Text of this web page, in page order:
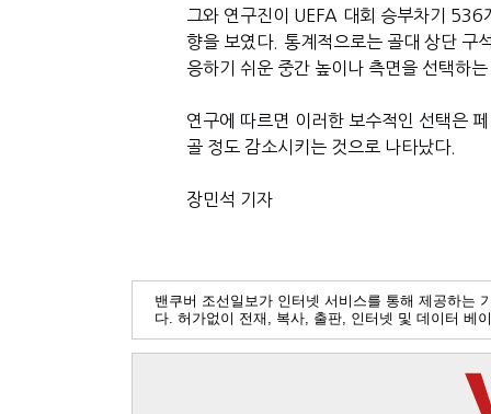
그와 연구진이 UEFA 대회 승부차기
향을 보였다. 통계적으로는 골대 상단 구
응하기 쉬운 중간 높이나 측면을 선택하
연구에 따르면 이러한 보수적인 선택은
골 정도 감소시키는 것으로 나타났다.
장민석 기자
밴쿠버 조선일보가 인터넷 서비스를 통해 제공하는
다. 허가없이 전재, 복사, 출판, 인터넷 및 데이터 베